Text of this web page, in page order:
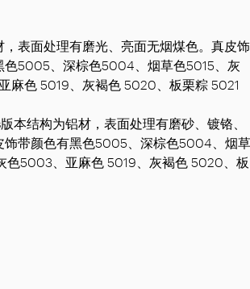
，表面处理有磨光、亮面无烟煤色。真皮饰
色5005、深棕色5004、烟草色5015、灰
麻色 5019、灰褐色 5020、板栗粽 5021
本结构为铝材，表面处理有磨砂、镀铬、
饰带颜色有黑色5005、深棕色5004、烟草
色5003、亚麻色 5019、灰褐色 5020、板